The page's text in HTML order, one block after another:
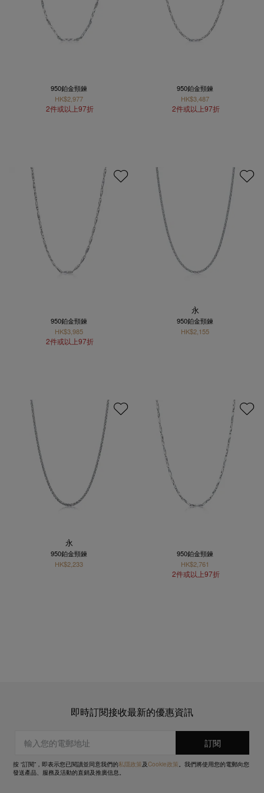
950鉑金頸鍊
HK$2,977
2件或以上97折
950鉑金頸鍊
HK$3,487
2件或以上97折
950鉑金頸鍊
HK$3,985
2件或以上97折
永
950鉑金頸鍊
HK$2,155
永
950鉑金頸鍊
HK$2,233
950鉑金頸鍊
HK$2,761
2件或以上97折
即時訂閱接收最新的優惠資訊
按 “訂閱”，即表示您已閱讀並同意我們的私隱政策及Cookie政策。我們將使用您的電郵向您
發送產品、服務及活動的直銷及推廣信息。